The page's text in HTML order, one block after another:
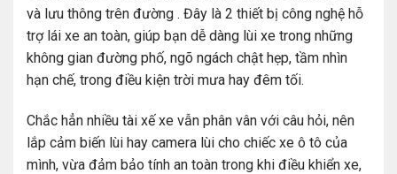
và lưu thông trên đường . Đây là 2 thiết bị công nghệ hỗ
trợ lái xe an toàn, giúp bạn dễ dàng lùi xe trong những
không gian đường phố, ngõ ngách chật hẹp, tầm nhìn
hạn chế, trong điều kiện trời mưa hay đêm tối.
Chắc hẳn nhiều tài xế xe vẫn phân vân với câu hỏi, nên
lắp cảm biến lùi hay camera lùi cho chiếc xe ô tô của
mình, vừa đảm bảo tính an toàn trong khi điều khiển xe,